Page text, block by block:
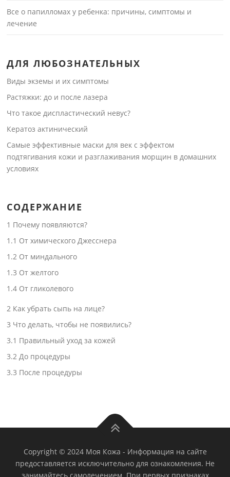
Все о папилломах у ребенка: причины, симптомы и
лечение
ДЛЯ ЛЮБОЗНАТЕЛЬНЫХ
Виды экземы и их симптомы
Растяжки: до и после лазера
Что такое диспластический невус?
Кератоз актинический
Самые эффективные маски для век с эффектом
подтягивания кожи и разглаживания морщин в домашних
условиях
СОДЕРЖАНИЕ
1 Почему появляются?
1.1 От химического Джесснера
1.2 От миндального
1.3 От желтого
1.4 От гликолевого
2 Как убрать сыпь на лице?
3 Что делать, чтобы не появились?
3.1 Правильный уход за кожей
3.2 До процедуры
3.3 После процедуры
Copyright © 2024 Моя Кожа - Информация на сайте
предоставляется исключительно для ознакомления. Не